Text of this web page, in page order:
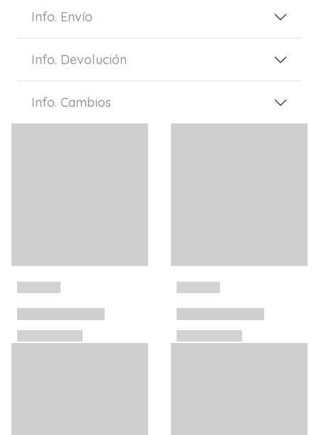
Info. Envío
Info. Devolución
Info. Cambios